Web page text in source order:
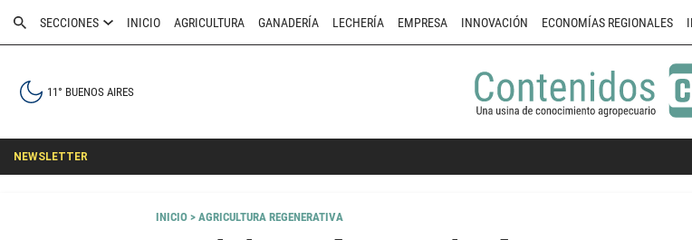
SECCIONES INICIO AGRICULTURA GANADERÍA LECHERÍA EMPRESA INNOVACIÓN ECONOMÍAS REGIONALES
11° BUENOS AIRES
NEWSLETTER
INICIO > AGRICULTURA REGENERATIVA